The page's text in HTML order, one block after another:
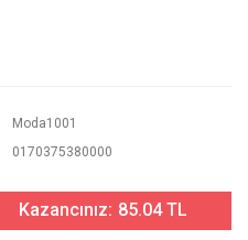
Moda1001
0170375380000
Kazancınız: 85.04 TL